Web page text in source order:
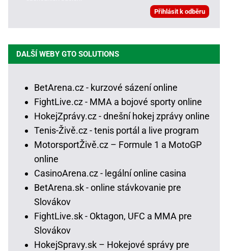
DALŠÍ WEBY GTO SOLUTIONS
BetArena.cz - kurzové sázení online
FightLive.cz - MMA a bojové sporty online
HokejZprávy.cz - dnešní hokej zprávy online
Tenis-Živě.cz - tenis portál a live program
MotorsportŽivě.cz – Formule 1 a MotoGP
online
CasinoArena.cz - legální online casina
BetArena.sk - online stávkovanie pre
Slovákov
FightLive.sk - Oktagon, UFC a MMA pre
Slovákov
HokejSpravy.sk – Hokejové správy pre